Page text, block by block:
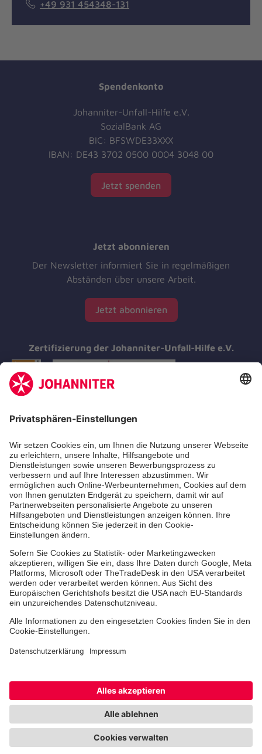
+49 931 454348-131
Spendenkonto
Johanniter-Unfall-Hilfe e.V.
SozialBank AG
BIC: BFSWDE33XXX
IBAN: DE43 3702 0500 0004 3048 00
Jetzt spenden
Jetzt abonnieren
Der Newsletter informiert Sie in regelmäßigen
Abständen über unsere Arbeit.
Jetzt abonnieren
Zertifizierung der Johanniter-Unfall-Hilfe e.V.
Aus- & Fortbildungen
Erste-Hilfe-Kurse
Jobs & Ehrenamt
Freiwilligendienst
Spendenprojekte
Johanniter-Jugend
Einrichtungen
Cookie-Einstellungen Datenschutz Barrierefreiheit
Impressum Kontakt Widerruf